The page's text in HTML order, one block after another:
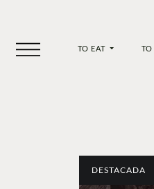
TO EAT
DESTACADA